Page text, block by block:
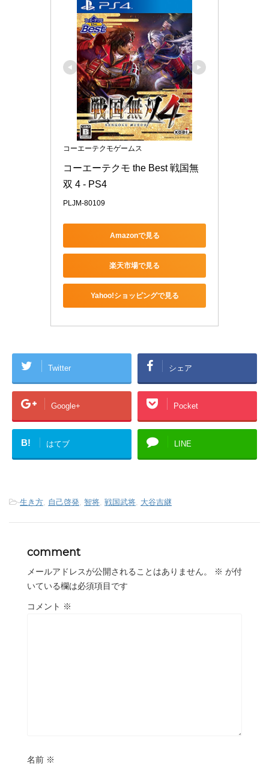
コーエーテクモゲームス
コーエーテクモ the Best 戦国無
双 4 - PS4
PLJM-80109
Amazonで見る
楽天市場で見る
Yahoo!ショッピングで見る
Twitter シェア
Google+ Pocket
B! はてブ LINE
-生き方, 自己啓発, 智将, 戦国武将, 大谷吉継
comment
メールアドレスが公開されることはありません。 ※ が付
いている欄は必須項目です
コメント ※
名前 ※